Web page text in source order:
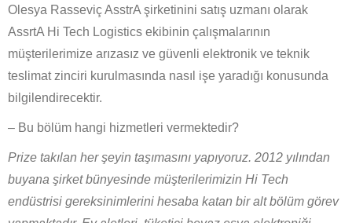
Olesya Rasseviç AsstrA şirketinini satış uzmanı olarak
AssrtA Hi Tech Logistics ekibinin çalışmalarının
müşterilerimize arızasız ve güvenli elektronik ve teknik
teslimat zinciri kurulmasında nasıl işe yaradığı konusunda
bilgilendirecektir.
– Bu bölüm hangi hizmetleri vermektedir?
Prize takılan her şeyin taşımasını yapıyoruz. 2012 yılından
buyana şirket bünyesinde müşterilerimizin Hi Tech
endüstrisi gereksinimlerini hesaba katan bir alt bölüm görev